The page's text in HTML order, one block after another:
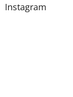
Instagram